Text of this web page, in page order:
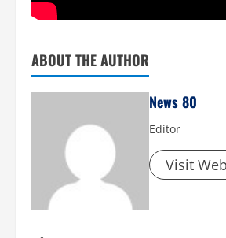
ABOUT THE AUTHOR
News 80
Editor
Visit